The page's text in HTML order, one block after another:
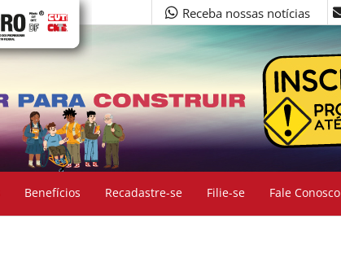
Receba nossas notícias
Benefícios Recadastre-se Filie-se Fale Conosco